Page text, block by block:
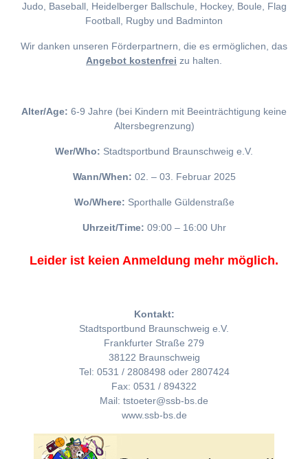
Judo, Baseball, Heidelberger Ballschule, Hockey, Boule, Flag
Football, Rugby und Badminton
Wir danken unseren Förderpartnern, die es ermöglichen, das
Angebot kostenfrei zu halten.
Alter/Age: 6-9 Jahre (bei Kindern mit Beeinträchtigung keine
Altersbegrenzung)
Wer/Who: Stadtsportbund Braunschweig e.V.
Wann/When: 02. – 03. Februar 2025
Wo/Where: Sporthalle Güldenstraße
Uhrzeit/Time: 09:00 – 16:00 Uhr
Leider ist keien Anmeldung mehr möglich.
Kontakt:
Stadtsportbund Braunschweig e.V.
Frankfurter Straße 279
38122 Braunschweig
Tel: 0531 / 2808498 oder 2807424
Fax: 0531 / 894322
Mail: tstoeter@ssb-bs.de
www.ssb-bs.de